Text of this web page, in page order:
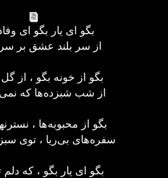
بگو ای یار بگو ای
از سر بلند عشق بر سر
بگو از خونه بگو ، از گل
از شب شبزده‌ها که
بگو از محبوبه‌ها ،
سفره‌های بی‌ریا ، توی
بگو ای یار بگو ، که